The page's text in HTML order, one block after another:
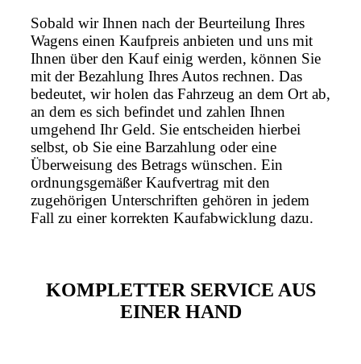
Sobald wir Ihnen nach der Beurteilung Ihres
Wagens einen Kaufpreis anbieten und uns mit
Ihnen über den Kauf einig werden, können Sie
mit der Bezahlung Ihres Autos rechnen. Das
bedeutet, wir holen das Fahrzeug an dem Ort ab,
an dem es sich befindet und zahlen Ihnen
umgehend Ihr Geld. Sie entscheiden hierbei
selbst, ob Sie eine Barzahlung oder eine
Überweisung des Betrags wünschen. Ein
ordnungsgemäßer Kaufvertrag mit den
zugehörigen Unterschriften gehören in jedem
Fall zu einer korrekten Kaufabwicklung dazu.
KOMPLETTER SERVICE AUS
EINER HAND